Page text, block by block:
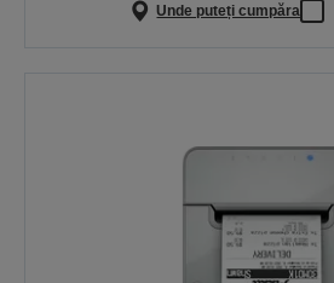
Unde puteți cumpăra